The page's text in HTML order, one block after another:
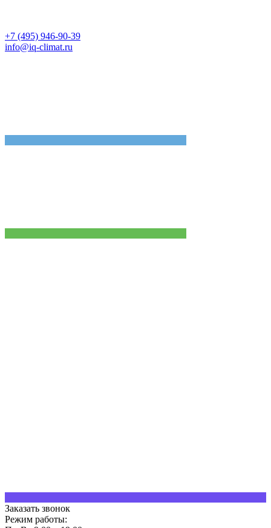
+7 (495) 946-90-39
info@iq-climat.ru
Заказать звонок
Режим работы: